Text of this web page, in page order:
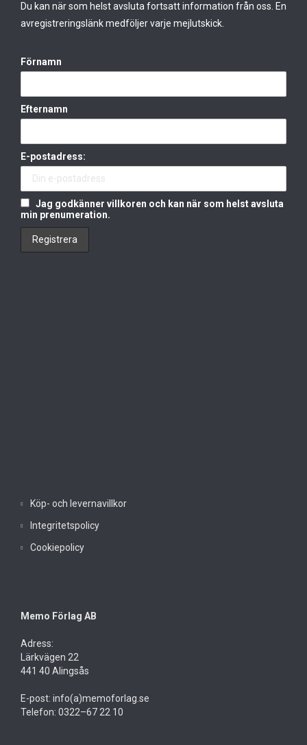
Du kan när som helst avsluta fortsatt information från oss. En
avregistreringslänk medföljer varje mejlutskick.
Förnamn
Efternamn
E-postadress:
Jag godkänner villkoren och kan när som helst avsluta
min prenumeration.
Köp- och levernavillkor
Integritetspolicy
Cookiepolicy
Memo Förlag AB
Adress:
Lärkvägen 22
441 40 Alingsås
E-post: info(a)memoforlag.se
Telefon: 0322–67 22 10